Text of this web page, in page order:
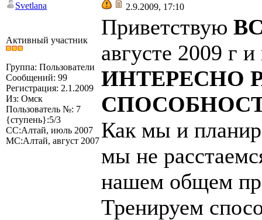
Svetlana
2.9.2009, 17:10
Активный участник
Группа: Пользователи
Сообщений: 99
Регистрация: 2.1.2009
Из: Омск
Пользователь №: 7
{ступень}:5/3
СС:Алтай, июль 2007
МС:Алтай, август 2007
Приветствую
августе 2009 г
ИНТЕРЕСНО
Как мы и
мы не
нашем общем
Тренируем